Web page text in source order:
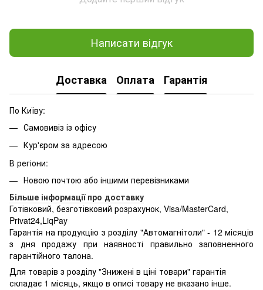
Написати відгук
Доставка Оплата Гарантія
По Київу:
Самовивіз із офісу
Кур'єром за адресою
В регіони:
Новою почтою або іншими перевізниками
Більше інформації про доставку
Готівковий, безготівковий розрахунок, Visa/MasterCard,
Privat24,LiqPay
Гарантія на продукцію з розділу "Автомагнітоли" - 12 місяців
з дня продажу при наявності правильно заповненного
гарантійного талона.
Для товарів з розділу "Знижені в ціні товари" гарантія
складає 1 місяць, якщо в описі товару не вказано інше.